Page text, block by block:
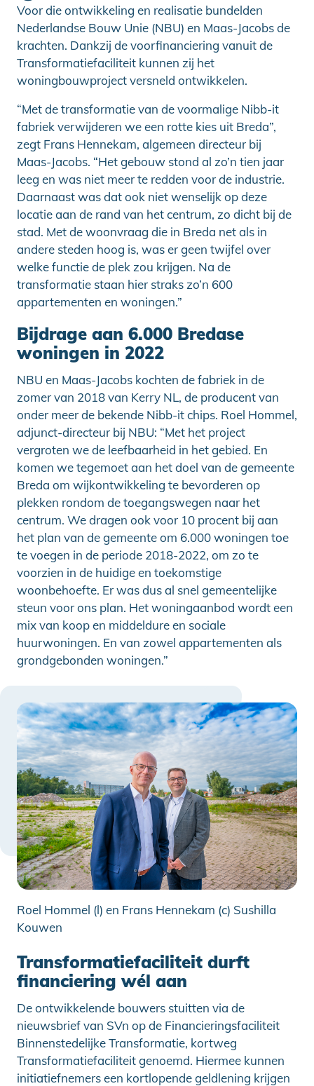
Voor die ontwikkeling en realisatie bundelden
Nederlandse Bouw Unie (NBU) en Maas-Jacobs de
krachten. Dankzij de voorfinanciering vanuit de
Transformatiefaciliteit kunnen zij het
woningbouwproject versneld ontwikkelen.
“Met de transformatie van de voormalige Nibb-it
fabriek verwijderen we een rotte kies uit Breda”,
zegt Frans Hennekam, algemeen directeur bij
Maas-Jacobs. “Het gebouw stond al zo’n tien jaar
leeg en was niet meer te redden voor de industrie.
Daarnaast was dat ook niet wenselijk op deze
locatie aan de rand van het centrum, zo dicht bij de
stad. Met de woonvraag die in Breda net als in
andere steden hoog is, was er geen twijfel over
welke functie de plek zou krijgen. Na de
transformatie staan hier straks zo’n 600
appartementen en woningen.”
Bijdrage aan 6.000 Bredase
woningen in 2022
NBU en Maas-Jacobs kochten de fabriek in de
zomer van 2018 van Kerry NL, de producent van
onder meer de bekende Nibb-it chips. Roel Hommel,
adjunct-directeur bij NBU: “Met het project
vergroten we de leefbaarheid in het gebied. En
komen we tegemoet aan het doel van de gemeente
Breda om wijkontwikkeling te bevorderen op
plekken rondom de toegangswegen naar het
centrum. We dragen ook voor 10 procent bij aan
het plan van de gemeente om 6.000 woningen toe
te voegen in de periode 2018-2022, om zo te
voorzien in de huidige en toekomstige
woonbehoefte. Er was dus al snel gemeentelijke
steun voor ons plan. Het woningaanbod wordt een
mix van koop en middeldure en sociale
huurwoningen. En van zowel appartementen als
grondgebonden woningen.”
Roel Hommel (l) en Frans Hennekam (c) Sushilla
Kouwen
Transformatiefaciliteit durft
financiering wél aan
De ontwikkelende bouwers stuitten via de
nieuwsbrief van SVn op de Financieringsfaciliteit
Binnenstedelijke Transformatie, kortweg
Transformatiefaciliteit genoemd. Hiermee kunnen
initiatiefnemers een kortlopende geldlening krijgen